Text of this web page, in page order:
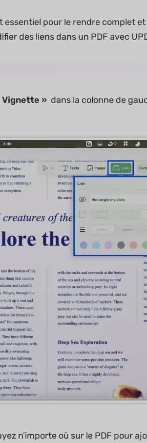
essentiel pour le rendre complet
des liens dans un PDF avec
Vignette »dans la colonne de
n’importe où sur le PDF pour